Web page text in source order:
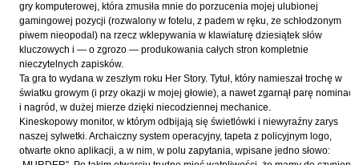
Gryko Krzysztof
Guillevic
Gwiazda-Elmerych Małgorzata
Helbig Brygida
Hoffmann Krzysztof
Holden Gojtowski Jarek
Hrynacz Tomasz
Andrzej WojciechowskiNędza do całowania
gry komputerowej, która zmusiła mnie do porzucenia mojej ulubionej
gamingowej pozycji (rozwalony w fotelu, z padem w ręku, ze schłodzonym
piwem nieopodal) na rzecz wklepywania w klawiaturę dziesiątek słów
kluczowych i — o zgrozo — produkowania całych stron kompletnie
nieczytelnych zapisków.
Ta gra to wydana w zeszłym roku Her Story. Tytuł, który namieszał trochę w
światku growym (i przy okazji w mojej głowie), a nawet zgarnął parę nominacji
i nagród, w dużej mierze dzięki niecodziennej mechanice.
Kineskopowy monitor, w którym odbijają się świetlówki i niewyraźny zarys
naszej sylwetki. Archaiczny system operacyjny, tapeta z policyjnym logo,
otwarte okno aplikacji, a w nim, w polu zapytania, wpisane jedno słowo: